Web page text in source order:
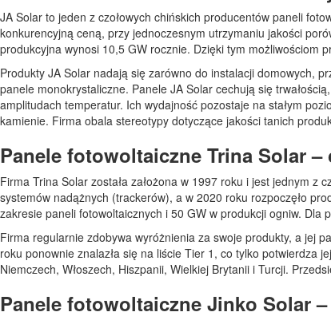
JA Solar to jeden z czołowych chińskich producentów paneli
konkurencyjną ceną, przy jednoczesnym utrzymaniu jakości
produkcyjna wynosi 10,5 GW rocznie. Dzięki tym możliwościom
Produkty JA Solar nadają się zarówno do instalacji domowych,
panele monokrystaliczne. Panele JA Solar cechują się
amplitudach temperatur. Ich wydajność pozostaje na stałym
kamienie. Firma obala stereotypy dotyczące jakości tanich
Panele fotowoltaiczne Trina Solar –
Firma Trina Solar została założona w 1997 roku i jest jednym z
systemów nadążnych (trackerów), a w 2020 roku rozpoczęło
zakresie paneli fotowoltaicznych i 50 GW w produkcji ogniw. Dla
Firma regularnie zdobywa wyróżnienia za swoje produkty, a jej
roku ponownie znalazła się na liście Tier 1, co tylko potwierdza
Niemczech, Włoszech, Hiszpanii, Wielkiej Brytanii i Turcji.
Panele fotowoltaiczne Jinko Solar